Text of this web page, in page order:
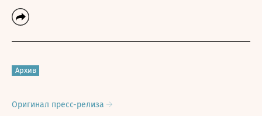
Архив
Оригинал пресс-релиза